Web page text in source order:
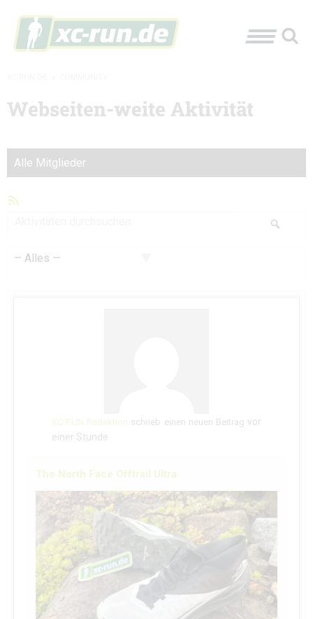
Webseiten-weite Aktivität
Alle Mitglieder
XC-RUN Redaktion schrieb einen neuen Beitrag vor
einer Stunde
The North Face Offtrail Ultra